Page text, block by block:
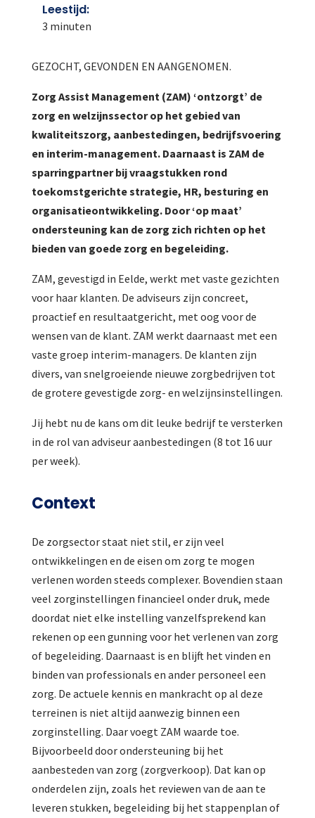
Leestijd:
3 minuten
GEZOCHT, GEVONDEN EN AANGENOMEN.
Zorg Assist Management (ZAM) ‘ontzorgt’ de
zorg en welzijnssector op het gebied van
kwaliteitszorg, aanbestedingen, bedrijfsvoering
en interim-management. Daarnaast is ZAM de
sparringpartner bij vraagstukken rond
toekomstgerichte strategie, HR, besturing en
organisatieontwikkeling. Door ‘op maat’
ondersteuning kan de zorg zich richten op het
bieden van goede zorg en begeleiding.
ZAM, gevestigd in Eelde, werkt met vaste gezichten
voor haar klanten. De adviseurs zijn concreet,
proactief en resultaatgericht, met oog voor de
wensen van de klant. ZAM werkt daarnaast met een
vaste groep interim-managers. De klanten zijn
divers, van snelgroeiende nieuwe zorgbedrijven tot
de grotere gevestigde zorg- en welzijnsinstellingen.
Jij hebt nu de kans om dit leuke bedrijf te versterken
in de rol van adviseur aanbestedingen (8 tot 16 uur
per week).
Context
De zorgsector staat niet stil, er zijn veel
ontwikkelingen en de eisen om zorg te mogen
verlenen worden steeds complexer. Bovendien staan
veel zorginstellingen financieel onder druk, mede
doordat niet elke instelling vanzelfsprekend kan
rekenen op een gunning voor het verlenen van zorg
of begeleiding. Daarnaast is en blijft het vinden en
binden van professionals en ander personeel een
zorg. De actuele kennis en mankracht op al deze
terreinen is niet altijd aanwezig binnen een
zorginstelling. Daar voegt ZAM waarde toe.
Bijvoorbeeld door ondersteuning bij het
aanbesteden van zorg (zorgverkoop). Dat kan op
onderdelen zijn, zoals het reviewen van de aan te
leveren stukken, begeleiding bij het stappenplan of